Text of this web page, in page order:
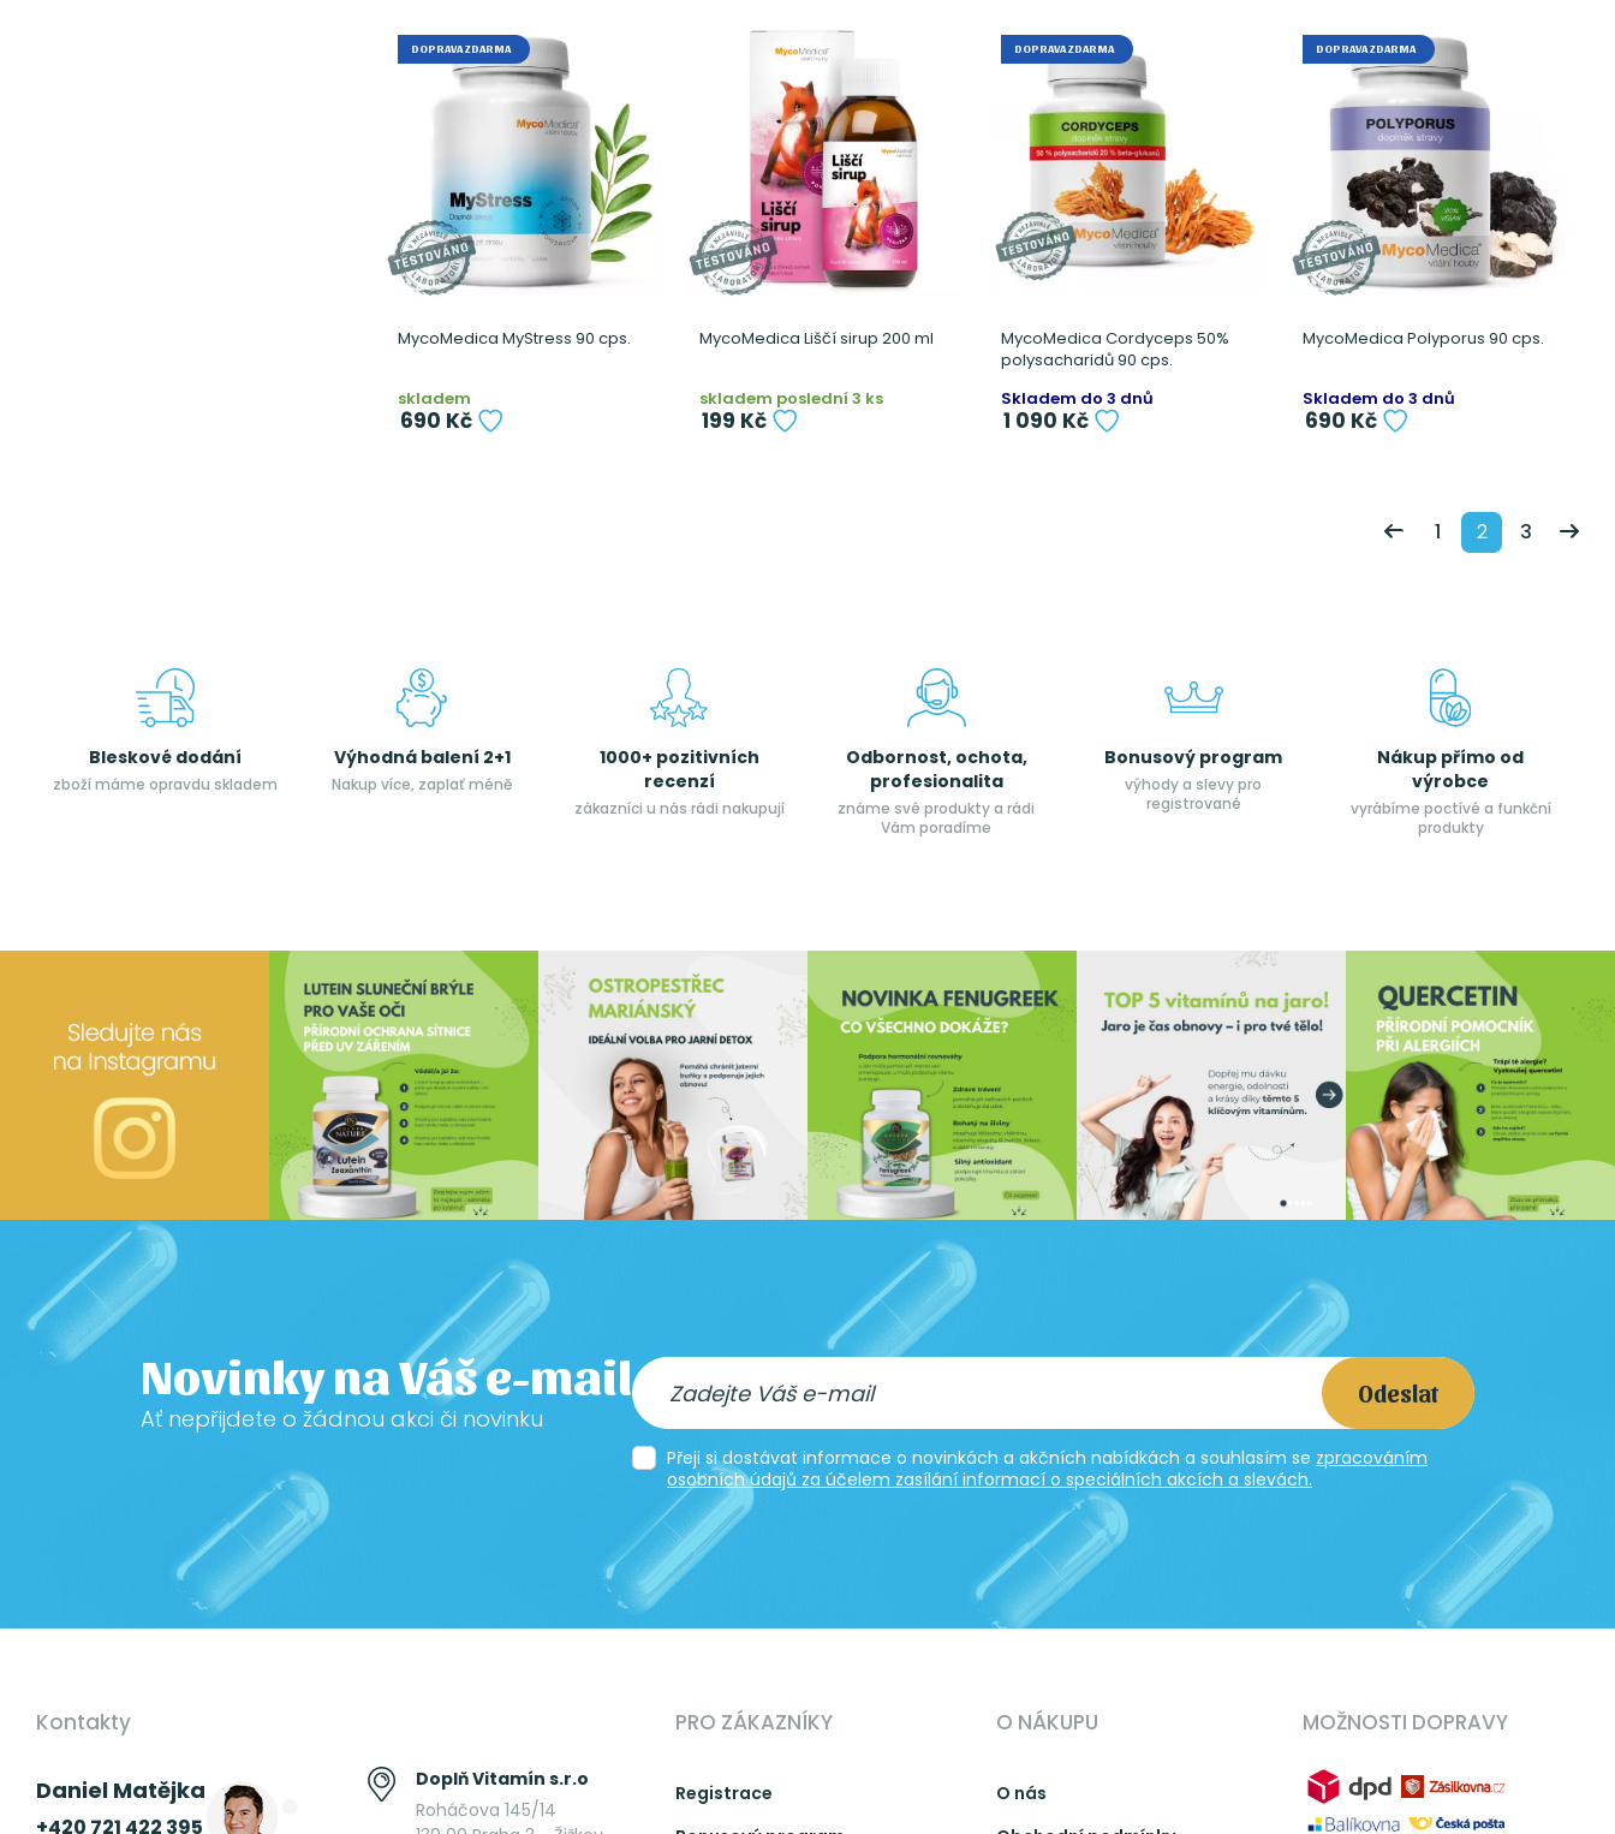
DOPRAVA ZDARMA
MycoMedica MyStress 90 cps.
skladem
690 Kč
MycoMedica Liščí sirup 200 ml
skladem poslední 3 ks
199 Kč
DOPRAVA ZDARMA
MycoMedica Cordyceps 50%
polysacharidů 90 cps.
Skladem do 3 dnů
1 090 Kč
DOPRAVA ZDARMA
MycoMedica Polyporus 90 cps.
Skladem do 3 dnů
690 Kč
1 2 3
Bleskové dodání
zboží máme opravdu skladem
Výhodná balení 2+1
Nakup více, zaplať méně
1000+ pozitivních
recenzí
zákazníci u nás rádi nakupují
Odbornost, ochota,
profesionalita
známe své produkty a rádi
Vám poradíme
Bonusový program
výhody a slevy pro
registrované
Nákup přímo od
výrobce
vyrábíme poctívé a funkční
produkty
Novinky na Váš e-mail
Ať nepřijdete o žádnou akci či novinku
Odeslat
Přeji si dostávat informace o novinkách a akčních nabídkách a souhlasím se zpracováním
osobních údajů za účelem zasílání informací o speciálních akcích a slevách.
Kontakty
Daniel Matějka
+420 721 422 395
Doplň Vitamín s.r.o
Roháčova 145/14
PRO ZÁKAZNÍKY
Registrace
O NÁKUPU
O nás
MOŽNOSTI DOPRAVY